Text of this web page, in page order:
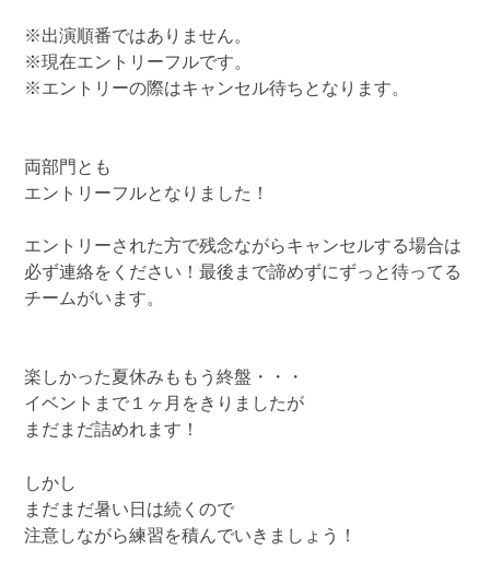
※出演順番ではありません。
※現在エントリーフルです。
※エントリーの際はキャンセル待ちとなります。
両部門とも
エントリーフルとなりました！
エントリーされた方で残念ながらキャンセルする場合は
必ず連絡をください！最後まで諦めずにずっと待ってる
チームがいます。
楽しかった夏休みももう終盤・・・
イベントまで１ヶ月をきりましたが
まだまだ詰めれます！
しかし
まだまだ暑い日は続くので
注意しながら練習を積んでいきましょう！